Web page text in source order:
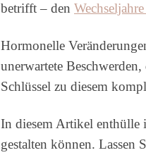
betrifft – den
Hormonelle
unerwartete
Schlüssel zu diesem
In diesem Artikel enthülle
gestalten können. Lassen